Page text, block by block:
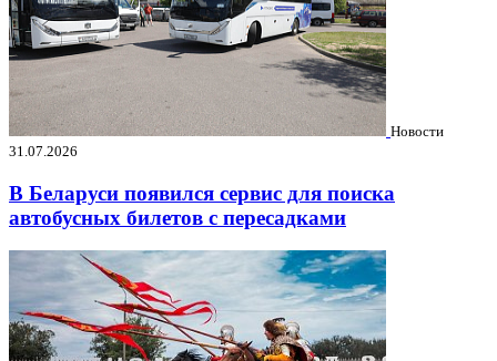
Новости
31.07.2026
В Беларуси появился сервис для поиска
автобусных билетов с пересадками